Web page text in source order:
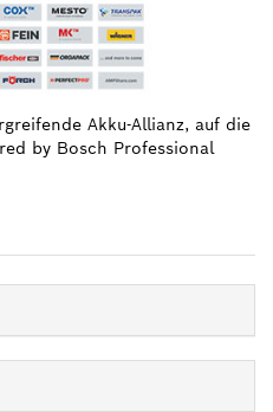
Akku-Allianz, auf die
by Bosch Professional